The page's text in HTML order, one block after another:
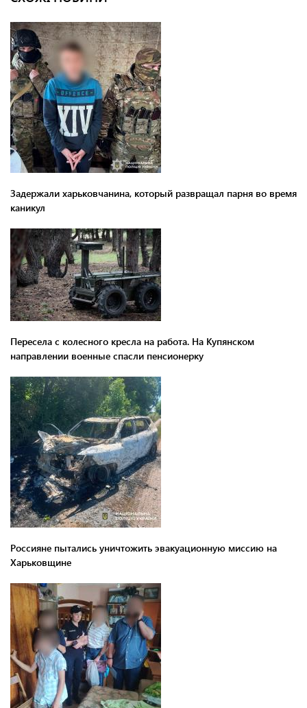
Задержали харьковчанина, который развращал парня во время
каникул
Пересела с колесного кресла на работа. На Купянском
направлении военные спасли пенсионерку
Россияне пытались уничтожить эвакуационную миссию на
Харьковщине